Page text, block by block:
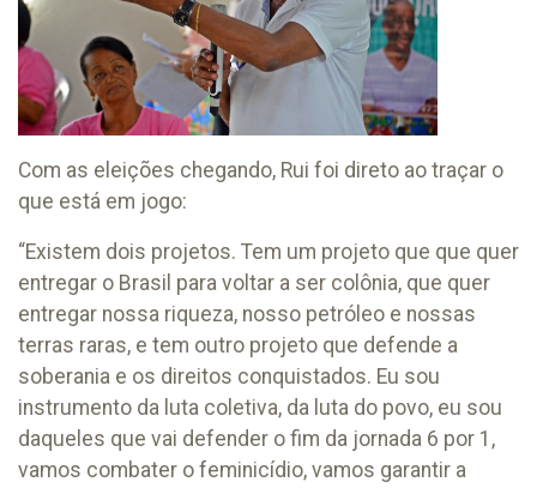
Com as eleições chegando, Rui foi direto ao traçar o
que está em jogo:
“Existem dois projetos. Tem um projeto que que quer
entregar o Brasil para voltar a ser colônia, que quer
entregar nossa riqueza, nosso petróleo e nossas
terras raras, e tem outro projeto que defende a
soberania e os direitos conquistados. Eu sou
instrumento da luta coletiva, da luta do povo, eu sou
daqueles que vai defender o fim da jornada 6 por 1,
vamos combater o feminicídio, vamos garantir a